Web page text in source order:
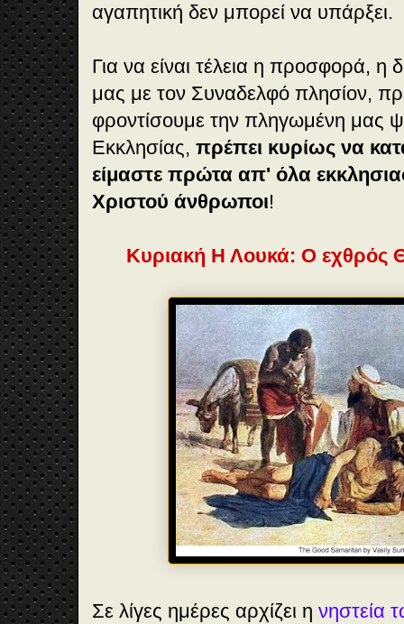
αγαπητική δεν μπορεί να υπάρξει.
Για να είναι τέλεια η προσφορά, η
μας με τον Συναδελφό πλησίον,
φροντίσουμε την πληγωμένη μας
Εκκλησίας, πρέπει κυρίως να
είμαστε πρώτα απ' όλα
Χριστού άνθρωποι!
Κυριακή Η Λουκά: Ο εχθρός
Σε λίγες ημέρες αρχίζει η νηστεία